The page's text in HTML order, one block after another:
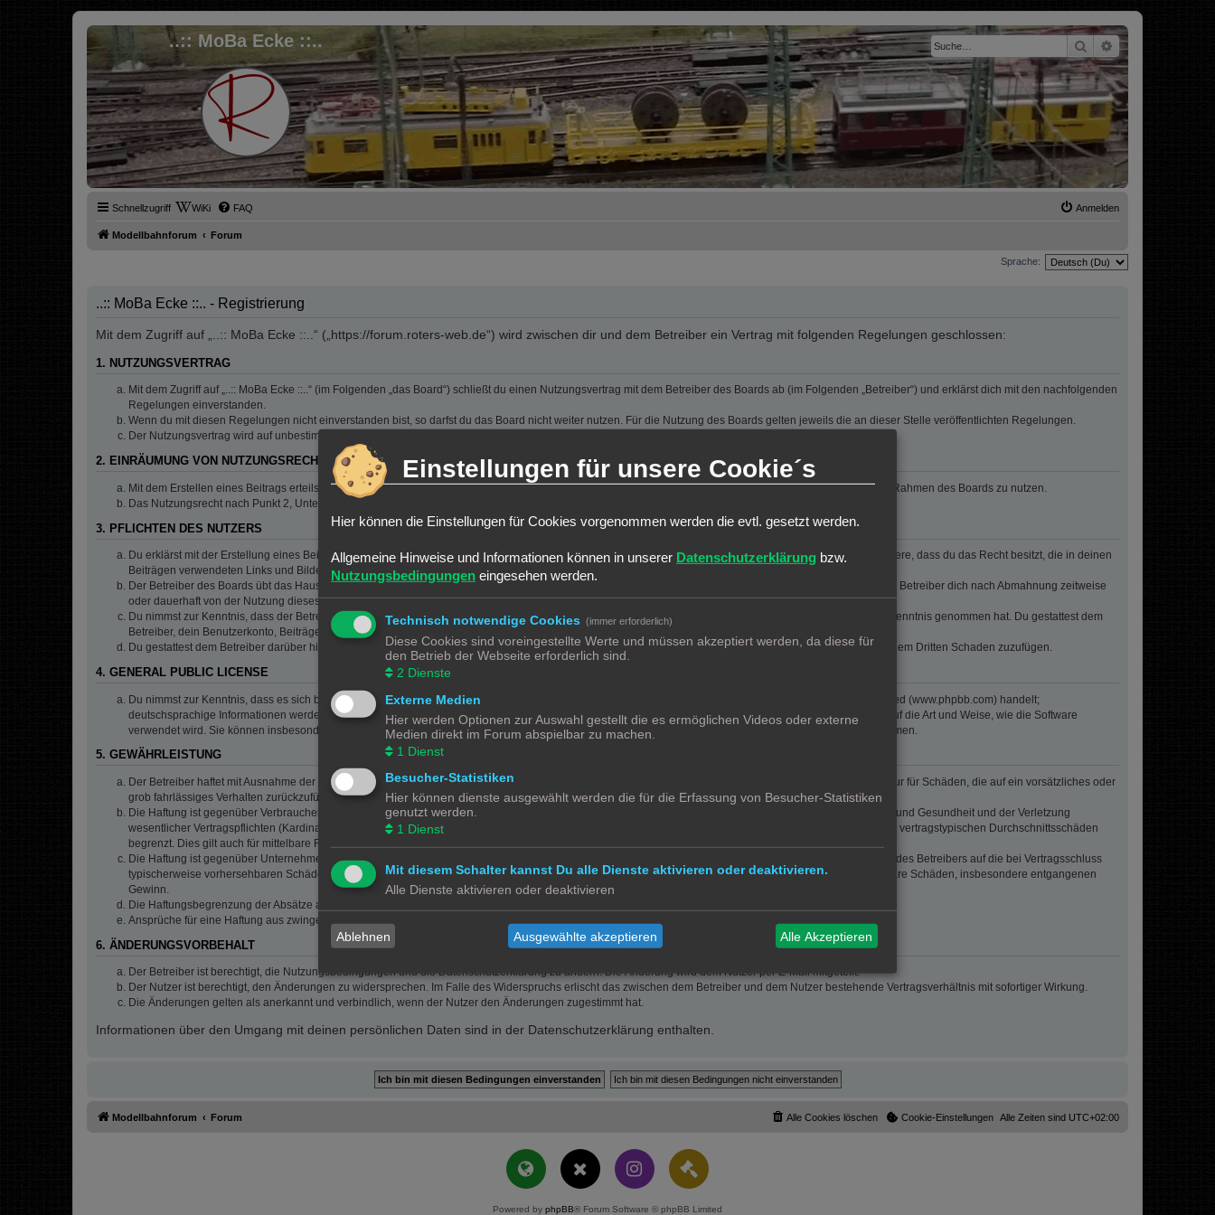
..:: MoBa Ecke ::.. SucheErweiterte Suche
Schnellzugriff WiKi FAQ Anmelden
Modellbahnforum Forum
Sprache:
..:: MoBa Ecke ::.. - Registrierung
Mit dem Zugriff auf „..:: MoBa Ecke ::..“ („https://forum.roters-web.de“) wird zwischen dir und dem Betreiber ein Vertrag mit folgenden Regelungen geschlossen:
1. NUTZUNGSVERTRAG
Mit dem Zugriff auf „..:: MoBa Ecke ::..“ (im Folgenden „das Board“) schließt du einen Nutzungsvertrag mit dem Betreiber des Boards ab (im Folgenden „Betreiber“) und erklärst dich mit den nachfolgenden
Regelungen einverstanden.
Wenn du mit diesen Regelungen nicht einverstanden bist, so darfst du das Board nicht weiter nutzen. Für die Nutzung des Boards gelten jeweils die an dieser Stelle veröffentlichten Regelungen.
Der Nutzungsvertrag wird auf unbestimmte Zeit geschlossen und kann von beiden Seiten ohne Einhaltung einer Frist jederzeit gekündigt werden.
2. EINRÄUMUNG VON NUTZUNGSRECHTEN
Mit dem Erstellen eines Beitrags erteilst du dem Betreiber ein einfaches, zeitlich und räumlich unbeschränktes und unentgeltliches Recht, deinen Beitrag im Rahmen des Boards zu nutzen.
Das Nutzungsrecht nach Punkt 2, Unterpunkt a bleibt auch nach Kündigung des Nutzungsvertrages bestehen.
3. PFLICHTEN DES NUTZERS
Du erklärst mit der Erstellung eines Beitrags, dass er keine Inhalte enthält, die gegen geltendes Recht oder die guten Sitten verstoßen. Du erklärst insbesondere, dass du das Recht besitzt, die in deinen
Beiträgen verwendeten Links und Bilder zu setzen bzw. zu verwenden.
Der Betreiber des Boards übt das Hausrecht aus. Bei Verstößen gegen diese Nutzungsbedingungen oder anderer im Board veröffentlichten Regeln kann der Betreiber dich nach Abmahnung zeitweise
oder dauerhaft von der Nutzung dieses Boards ausschließen und dir ein Hausverbot erteilen.
Du nimmst zur Kenntnis, dass der Betreiber keine Verantwortung für die Inhalte von Beiträgen übernimmt, die er nicht selbst erstellt hat oder die er nicht zur Kenntnis genommen hat. Du gestattest dem
Betreiber, dein Benutzerkonto, Beiträge und Funktionen jederzeit zu löschen oder zu sperren.
Du gestattest dem Betreiber darüber hinaus, deine Beiträge abzuändern, sofern sie gegen o. g. Regeln verstoßen oder geeignet sind, dem Betreiber oder einem Dritten Schaden zuzufügen.
4. GENERAL PUBLIC LICENSE
Du nimmst zur Kenntnis, dass es sich bei phpBB um eine unter der „GNU General Public License v2
“ (GPL) bereitgestellten Foren-Software von phpBB Limited (www.phpbb.com) handelt;
deutschsprachige Informationen werden durch die deutschsprachige Community unter www.phpbb.de zur Verfügung gestellt. Beide haben keinen Einfluss auf die Art und Weise, wie die Software
verwendet wird. Sie können insbesondere die Verwendung der Software für bestimmte Zwecke nicht untersagen oder auf Inhalte fremder Foren Einfluss nehmen.
5. GEWÄHRLEISTUNG
Der Betreiber haftet mit Ausnahme der Verletzung von Leben, Körper und Gesundheit und der Verletzung wesentlicher Vertragspflichten (Kardinalpflichten) nur für Schäden, die auf ein vorsätzliches oder
grob fahrlässiges Verhalten zurückzuführen sind. Dies gilt auch für mittelbare Folgeschäden wie insbesondere entgangenen Gewinn.
Die Haftung ist gegenüber Verbrauchern außer bei vorsätzlichem oder grob fahrlässigem Verhalten oder bei Schäden aus der Verletzung von Leben, Körper und Gesundheit und der Verletzung
wesentlicher Vertragspflichten (Kardinalpflichten) auf die bei Vertragsschluss typischerweise vorhersehbaren Schäden und im übrigen der Höhe nach auf die vertragstypischen Durchschnittsschäden
begrenzt. Dies gilt auch für mittelbare Folgeschäden wie insbesondere entgangenen Gewinn.
Die Haftung ist gegenüber Unternehmern außer bei der Verletzung von Leben, Körper und Gesundheit oder vorsätzlichem oder grob fahrlässigem Verhalten des Betreibers auf die bei Vertragsschluss
typischerweise vorhersehbaren Schäden und im Übrigen der Höhe nach auf die vertragstypischen Durchschnittsschäden begrenzt. Dies gilt auch für mittelbare Schäden, insbesondere entgangenen
Gewinn.
Die Haftungsbegrenzung der Absätze a bis c gilt sinngemäß auch zugunsten der Mitarbeiter und Erfüllungsgehilfen des Betreibers.
Ansprüche für eine Haftung aus zwingendem nationalem Recht bleiben unberührt.
6. ÄNDERUNGSVORBEHALT
Der Betreiber ist berechtigt, die Nutzungsbedingungen und die Datenschutzerklärung zu ändern. Die Änderung wird dem Nutzer per E-Mail mitgeteilt.
Der Nutzer ist berechtigt, den Änderungen zu widersprechen. Im Falle des Widerspruchs erlischt das zwischen dem Betreiber und dem Nutzer bestehende Vertragsverhältnis mit sofortiger Wirkung.
Die Änderungen gelten als anerkannt und verbindlich, wenn der Nutzer den Änderungen zugestimmt hat.
Informationen über den Umgang mit deinen persönlichen Daten sind in der Datenschutzerklärung enthalten.
Modellbahnforum Forum Alle Zeiten sind UTC+02:00
Cookie-Einstellungen
Alle Cookies löschen
Powered by phpBB® Forum Software © phpBB Limited
Einstellungen für unsere Cookie´s
Hier können die Einstellungen für Cookies vorgenommen werden die evtl. gesetzt werden.
Allgemeine Hinweise und Informationen können in unserer Datenschutzerklärung bzw.
Nutzungsbedingungen eingesehen werden.
Technisch notwendige Cookies (immer erforderlich)
Diese Cookies sind voreingestellte Werte und müssen akzeptiert werden, da diese für
den Betrieb der Webseite erforderlich sind.
2 Dienste
Externe Medien
Hier werden Optionen zur Auswahl gestellt die es ermöglichen Videos oder externe
Medien direkt im Forum abspielbar zu machen.
1 Dienst
Besucher-Statistiken
Hier können dienste ausgewählt werden die für die Erfassung von Besucher-Statistiken
genutzt werden.
1 Dienst
Mit diesem Schalter kannst Du alle Dienste aktivieren oder deaktivieren.
Alle Dienste aktivieren oder deaktivieren
Ablehnen Ausgewählte akzeptieren Alle Akzeptieren